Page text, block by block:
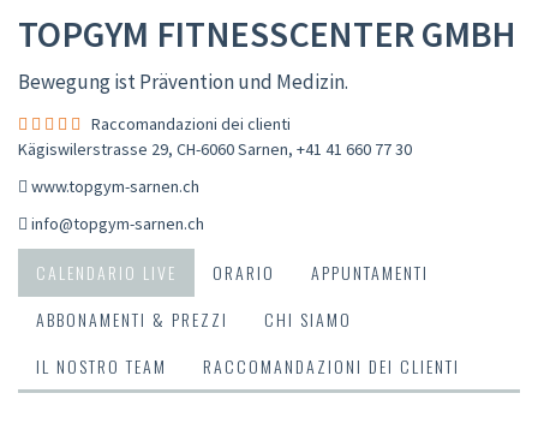
TOPGYM FITNESSCENTER GMBH
Bewegung ist Prävention und Medizin.
Raccomandazioni dei clienti
Kägiswilerstrasse 29, CH-6060 Sarnen, +41 41 660 77 30
www.topgym-sarnen.ch
info@topgym-sarnen.ch
CALENDARIO LIVE ORARIO
APPUNTAMENTI
ABBONAMENTI & PREZZI
CHI SIAMO
IL NOSTRO TEAM
RACCOMANDAZIONI DEI CLIENTI